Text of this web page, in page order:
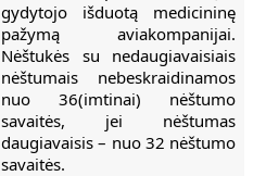
gydytojo išduotą medicininę
pažymą aviakompanijai.
Nėštukės su nedaugiavaisiais
nėštumais nebeskraidinamos
nuo 36(imtinai) nėštumo
savaitės, jei nėštumas
daugiavaisis – nuo 32 nėštumo
savaitės.